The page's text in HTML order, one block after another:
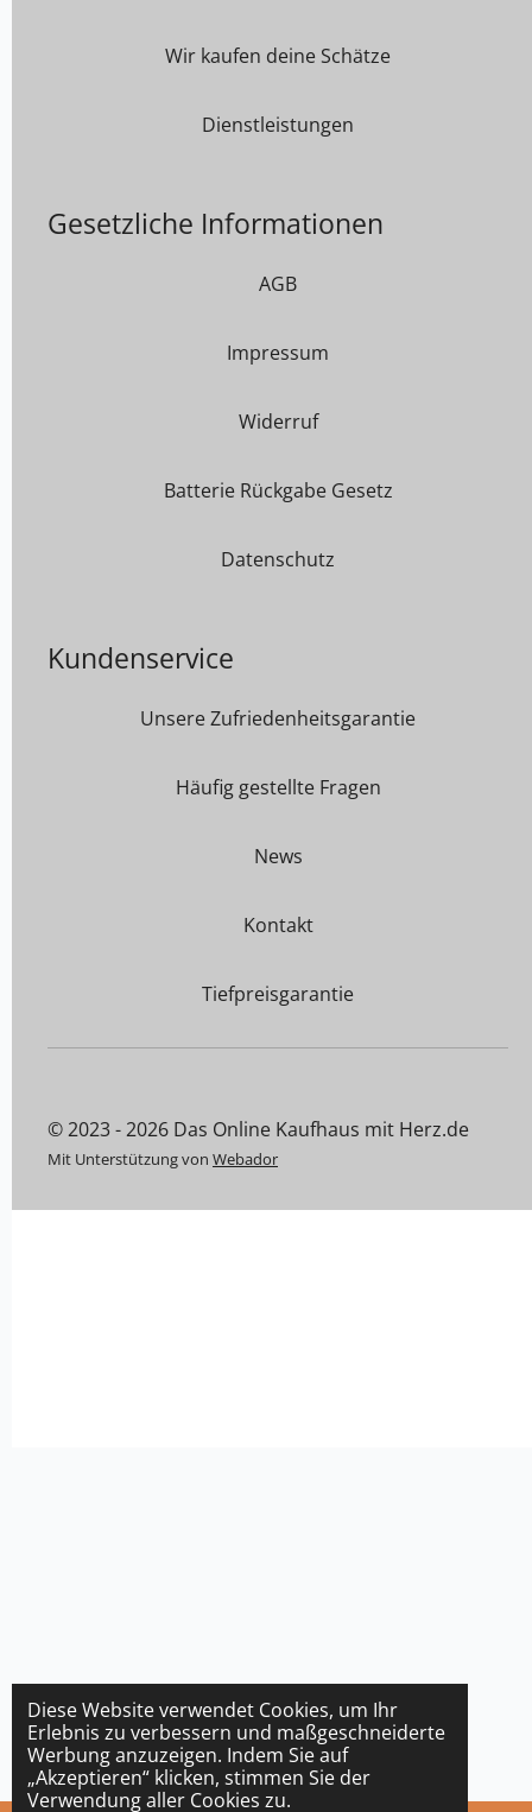
Diese Website verwendet Cookies, um Ihr
Erlebnis zu verbessern und maßgeschneiderte
Werbung anzuzeigen. Indem Sie auf
„Akzeptieren“ klicken, stimmen Sie der
Verwendung aller Cookies zu.
Wir kaufen deine Schätze
Dienstleistungen
Gesetzliche Informationen
AGB
Impressum
Widerruf
Batterie Rückgabe Gesetz
Datenschutz
Kundenservice
Unsere Zufriedenheitsgarantie
Häufig gestellte Fragen
News
Kontakt
Tiefpreisgarantie
© 2023 - 2026 Das Online Kaufhaus mit Herz.de
Mit Unterstützung von Webador